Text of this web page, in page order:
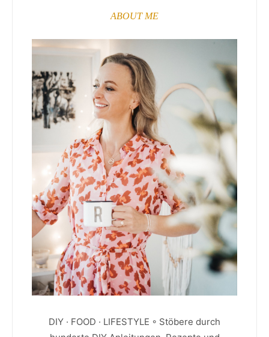
ABOUT ME
DIY · FOOD · LIFESTYLE ◦ Stöbere durch